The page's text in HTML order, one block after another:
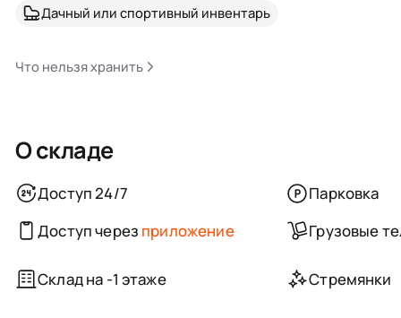
Дачный или спортивный инвентарь
Что нельзя хранить
О складе
Доступ 24/7
Парковка
Доступ через приложение Грузовые
Склад на -1 этаже Стремянки